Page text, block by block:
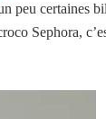
peu certaines
Sephora,